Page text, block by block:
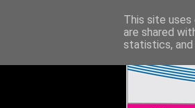
This site
are shared
statistics,